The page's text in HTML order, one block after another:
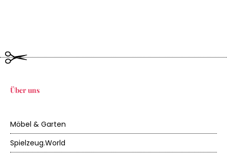
Über uns
Möbel & Garten
Spielzeug.World